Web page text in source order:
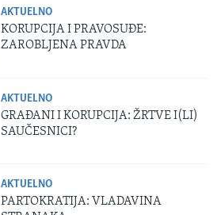
AKTUELNO
KORUPCIJA I PRAVOSUĐE:
ZAROBLJENA PRAVDA
AKTUELNO
GRAĐANI I KORUPCIJA: ŽRTVE I(LI)
SAUČESNICI?
AKTUELNO
PARTOKRATIJA: VLADAVINA